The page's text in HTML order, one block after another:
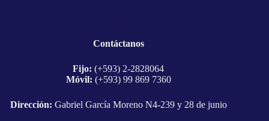
Contáctanos
Fijo:(+593) 2-2828064
Móvil: (+593) 99 869 7360
Dirección: Gabriel García Moreno N4-239 y 28 de junio